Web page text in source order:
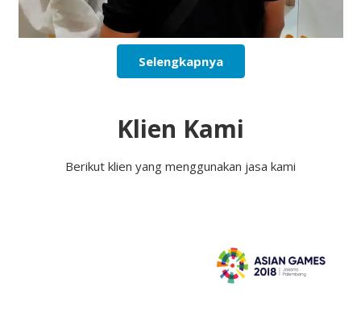
Selengkapnya
Klien Kami
Berikut klien yang menggunakan jasa kami